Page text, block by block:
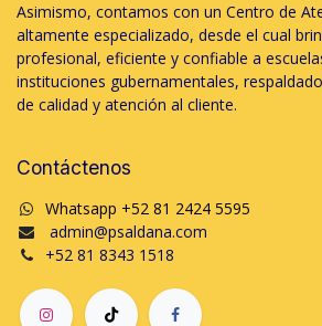
Asimismo, contamos con un Centro de
altamente especializado, desde el cual
profesional, eficiente y confiable a
instituciones gubernamentales,
de calidad y atención al cliente.
Contáctenos
Whatsapp +52 81 2424 5595
admin@psaldana.com
+52 81 8343 1518